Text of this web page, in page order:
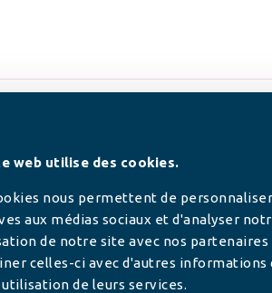
web utilise des cookies.
nous permettent de
aux médias sociaux et d'analyser
de notre site avec nos partenaires
celles-ci avec d'autres informations
de leurs services.